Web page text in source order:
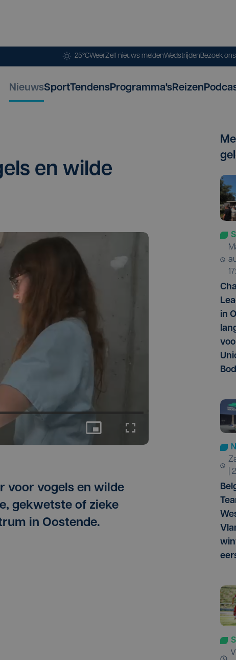
25°CWeerZelf nieuws meldenWedstrijdenBezoek ons
NieuwsSportTendensProgramma'sReizen
en wil­de
voor vogels en wilde
gekwetste of zieke
in Oostende.
ma 3
in
za 1 augustus
|
vr 31 juli |